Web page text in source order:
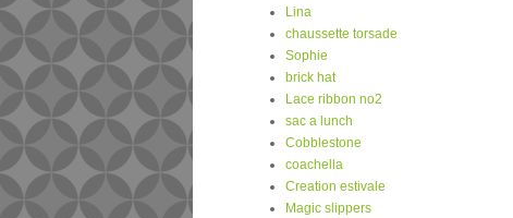
Lina
chaussette torsade
Sophie
brick hat
Lace ribbon no2
sac a lunch
Cobblestone
coachella
Creation estivale
Magic slippers